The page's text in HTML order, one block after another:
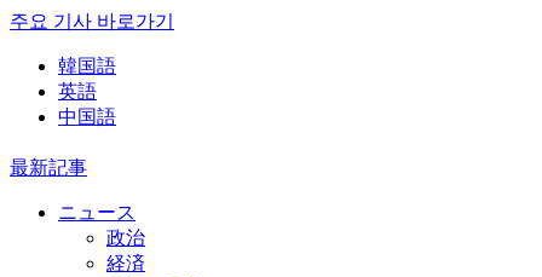
주요 기사 바로가기
韓国語
英語
中国語
最新記事
ニュース
政治
経済